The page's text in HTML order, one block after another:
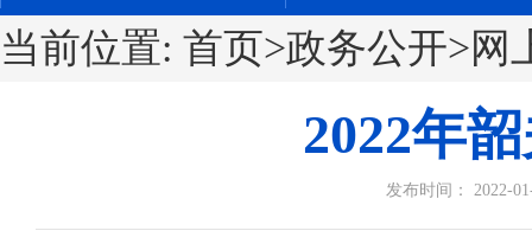
当前位置: 首页>政务公开>网
2022年
发布时间： 2022-